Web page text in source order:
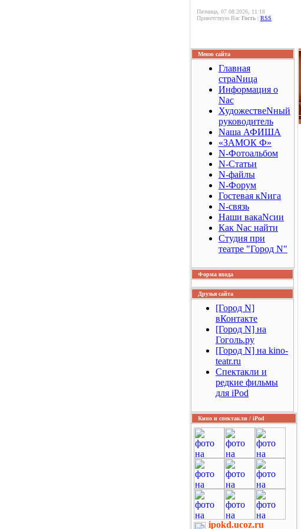
Пятница, 07.08.2026, 11:18
Приветствую Вас Гость | RSS
Меню сайта
Главная
страNица
Информация о
Nас
ХудожествеNный
руководитель
Nаша АФИША
«ЗАМОК Ф»
N-Фотоальбом
N-Статьи
N-файлы
N-Форум
Гостевая кNига
N-связь
Наши вакаNсии
Как Nас найти
Студия при
театре "Город N"
Форма входа
Друзья сайта
[Город N]
вКонтакте
[Город N] на
Гоголь.ру
[Город N] на kino-
teatr.ru
Спектакли и
редкие фильмы
для iPod
Кино и спектакли / iPod
ipokd.ucoz.ru